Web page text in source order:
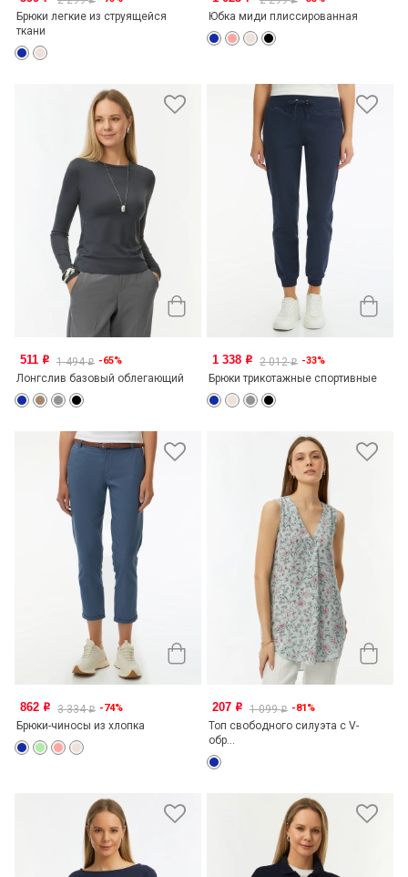
Брюки легкие из струящейся
ткани
Юбка миди плиссированная
511 o 1 494o -65%
Лонгслив базовый облегающий
1 338 o 2 012o -33%
Брюки трикотажные спортивные
862 o 3 334o -74%
Брюки-чиносы из хлопка
207 o 1 099o -81%
Топ свободного силуэта с V-
обр...